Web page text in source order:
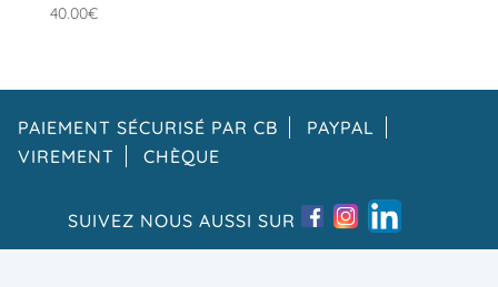
40.00€
PAIEMENT SÉCURISÉ PAR CB
PAYPAL
VIREMENT
CHÈQUE
SUIVEZ NOUS AUSSI SUR